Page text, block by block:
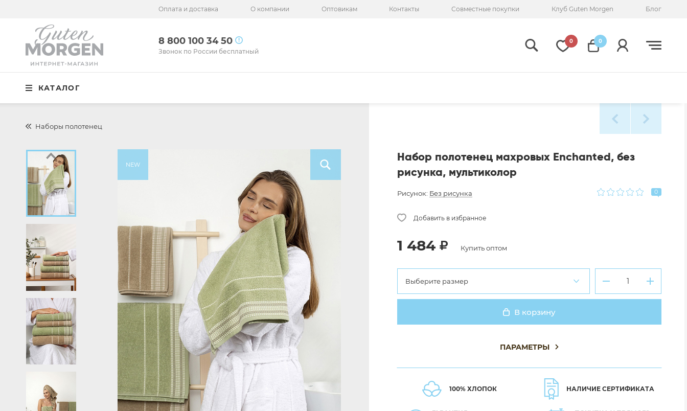
Оплата и доставка О компании Оптовикам Контакты Совместные покупки Клуб Guten Morgen Блог
8 800 100 34 50
Звонок по России бесплатный
0 0
КАТАЛОГ
8 800 100 34 50
Звонок по России бесплатный
Спальня
Кухня
Ванная
Готовые решения
Распродажа
Наборы полотенец
NEW
Набор полотенец махровых Enchanted, без
рисунка, мультиколор
Рисунок: Без рисунка 0
1 484 Купить оптом
Выберите размер
В корзину
ПАРАМЕТРЫ
100% ХЛОПОК НАЛИЧИЕ СЕРТИФИКАТА